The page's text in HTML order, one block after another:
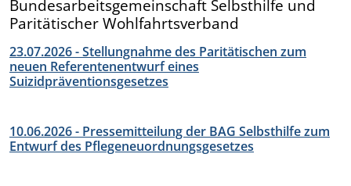
Bundesarbeitsgemeinschaft Selbsthilfe und
Paritätischer Wohlfahrtsverband
23.07.2026 - Stellungnahme des Paritätischen zum
neuen Referentenentwurf eines
Suizidpräventionsgesetzes
10.06.2026 - Pressemitteilung der BAG Selbsthilfe zum
Entwurf des Pflegeneuordnungsgesetzes